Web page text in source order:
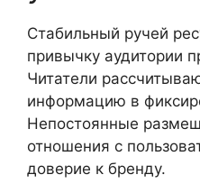
Стабильный ручей
привычку аудитории
Читатели
информацию в
Непостоянные
отношения с
доверие к бренду.